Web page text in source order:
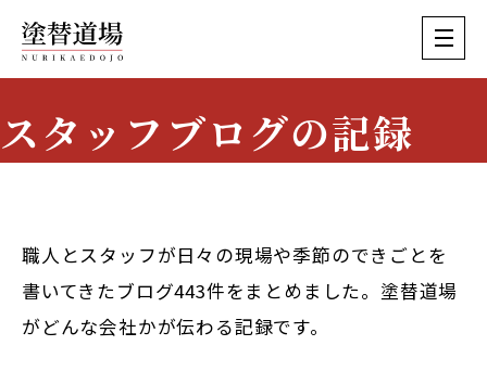
スタッフブログの記録
職人とスタッフが日々の現場や季節のできごとを
書いてきたブログ443件をまとめました。塗替道場
がどんな会社かが伝わる記録です。